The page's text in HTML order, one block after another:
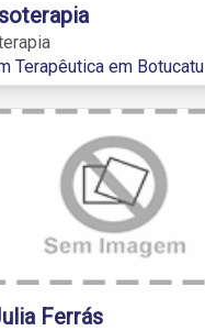
Terapêutica em Botucatu
Ferrás